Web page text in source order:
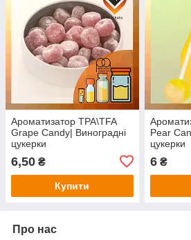
Ароматизатор TPA\TFA
Grape Candy| Виноградні
цукерки
6,50 ₴
Купити
Pear
цукерки
6₴
Про нас